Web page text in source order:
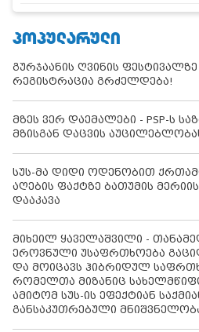
ᲞᲝᲞᲣᲚᲐᲠᲣᲚᲘ
გურჯაანის ღვინის
რეგისტრაცია გრძელდება!
მზეს ვერ დაემალები - PSP-ს
მზისგან დაცვის
სუს-მა დიდი ოდენობით
აღების ფაქტზე ბათუმის
დააკავა
მიხეილ ყაველაშვილი -
ეროვნული უსაფრთხოება
და მოიცავს ჰიბრიდულ
რომელთა მიზანიც
ამიტომ სუს-ის ეფექტიან
განსაკუთრებული